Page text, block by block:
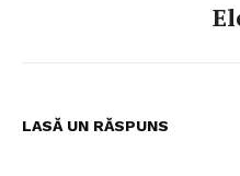
LASĂ UN RĂSPUNS